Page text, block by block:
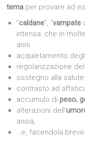
tema per provare ad
“caldane“, “vampate
intensa: che in
anni
acquietamento
regolarizzazione del
sostegno alla
contrasto ad
accumulo dipeso,
alterazioni dell’
ansia,
…e, facendola